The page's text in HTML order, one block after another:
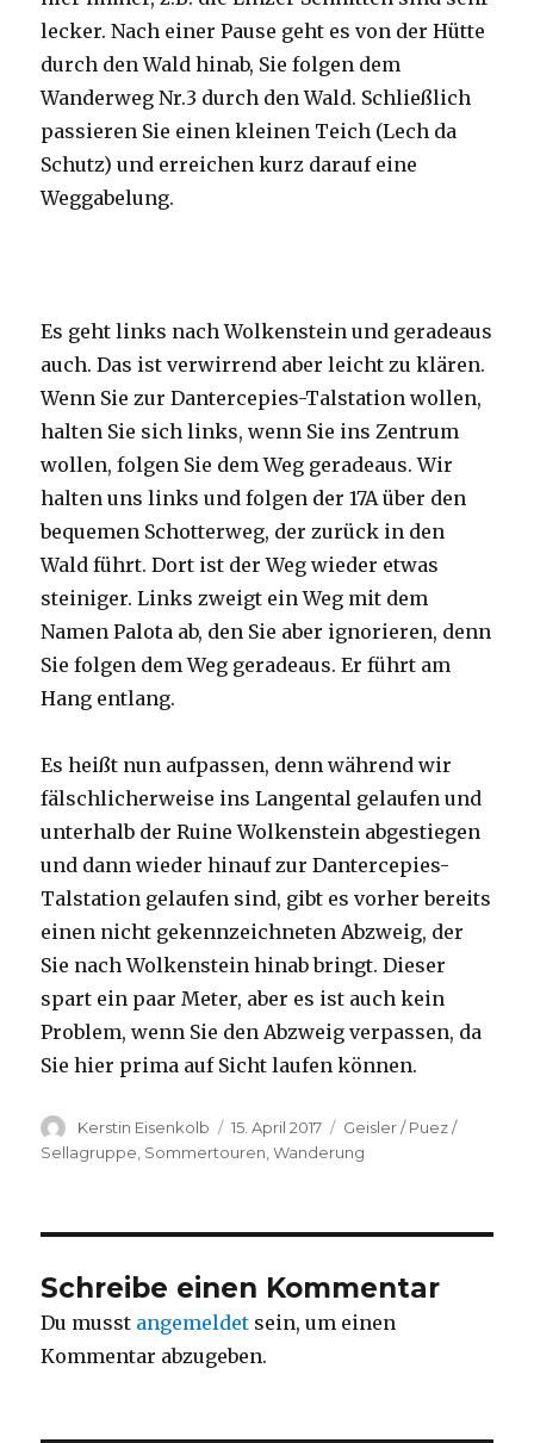
lecker. Nach einer Pause geht es von der Hütte
durch den Wald hinab, Sie folgen dem
Wanderweg Nr.3 durch den Wald. Schließlich
passieren Sie einen kleinen Teich (Lech da
Schutz) und erreichen kurz darauf eine
Weggabelung.
Es geht links nach Wolkenstein und geradeaus
auch. Das ist verwirrend aber leicht zu klären.
Wenn Sie zur Dantercepies-Talstation wollen,
halten Sie sich links, wenn Sie ins Zentrum
wollen, folgen Sie dem Weg geradeaus. Wir
halten uns links und folgen der 17A über den
bequemen Schotterweg, der zurück in den
Wald führt. Dort ist der Weg wieder etwas
steiniger. Links zweigt ein Weg mit dem
Namen Palota ab, den Sie aber ignorieren, denn
Sie folgen dem Weg geradeaus. Er führt am
Hang entlang.
Es heißt nun aufpassen, denn während wir
fälschlicherweise ins Langental gelaufen und
unterhalb der Ruine Wolkenstein abgestiegen
und dann wieder hinauf zur Dantercepies-
Talstation gelaufen sind, gibt es vorher bereits
einen nicht gekennzeichneten Abzweig, der
Sie nach Wolkenstein hinab bringt. Dieser
spart ein paar Meter, aber es ist auch kein
Problem, wenn Sie den Abzweig verpassen, da
Sie hier prima auf Sicht laufen können.
Autor
Kerstin Eisenkolb
Veröffentlicht
am
15. April 2017 Kategorien
Geisler / Puez /
Sellagruppe Sommertouren ,Wanderung
Schreibe einen Kommentar
Du musst angemeldet sein, um einen
Kommentar abzugeben.